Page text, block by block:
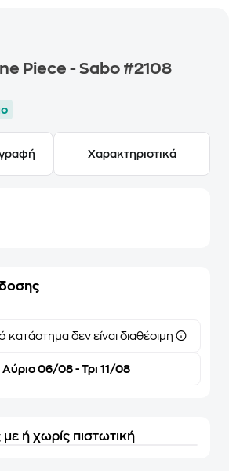
Piece - Sabo #2108
Χαρακτηριστικά
δεν είναι διαθέσιμη
Αύριο 06/08 - Τρι 11/08
ή χωρίς πιστωτική